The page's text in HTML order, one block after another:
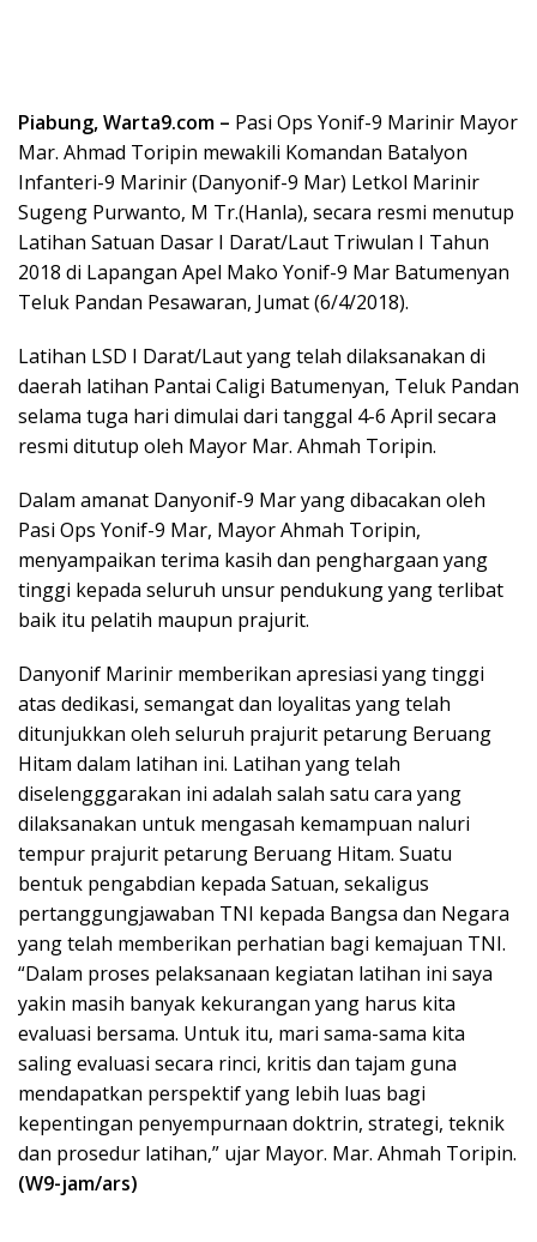
Piabung, Warta9.com – Pasi Ops Yonif-9 Marinir Mayor
Mar. Ahmad Toripin mewakili Komandan Batalyon
Infanteri-9 Marinir (Danyonif-9 Mar) Letkol Marinir
Sugeng Purwanto, M Tr.(Hanla), secara resmi menutup
Latihan Satuan Dasar I Darat/Laut Triwulan I Tahun
2018 di Lapangan Apel Mako Yonif-9 Mar Batumenyan
Teluk Pandan Pesawaran, Jumat (6/4/2018).
Latihan LSD I Darat/Laut yang telah dilaksanakan di
daerah latihan Pantai Caligi Batumenyan, Teluk Pandan
selama tuga hari dimulai dari tanggal 4-6 April secara
resmi ditutup oleh Mayor Mar. Ahmah Toripin.
Dalam amanat Danyonif-9 Mar yang dibacakan oleh
Pasi Ops Yonif-9 Mar, Mayor Ahmah Toripin,
menyampaikan terima kasih dan penghargaan yang
tinggi kepada seluruh unsur pendukung yang terlibat
baik itu pelatih maupun prajurit.
Danyonif Marinir memberikan apresiasi yang tinggi
atas dedikasi, semangat dan loyalitas yang telah
ditunjukkan oleh seluruh prajurit petarung Beruang
Hitam dalam latihan ini. Latihan yang telah
diselengggarakan ini adalah salah satu cara yang
dilaksanakan untuk mengasah kemampuan naluri
tempur prajurit petarung Beruang Hitam. Suatu
bentuk pengabdian kepada Satuan, sekaligus
pertanggungjawaban TNI kepada Bangsa dan Negara
yang telah memberikan perhatian bagi kemajuan TNI.
“Dalam proses pelaksanaan kegiatan latihan ini saya
yakin masih banyak kekurangan yang harus kita
evaluasi bersama. Untuk itu, mari sama-sama kita
saling evaluasi secara rinci, kritis dan tajam guna
mendapatkan perspektif yang lebih luas bagi
kepentingan penyempurnaan doktrin, strategi, teknik
dan prosedur latihan,” ujar Mayor. Mar. Ahmah Toripin.
(W9-jam/ars)